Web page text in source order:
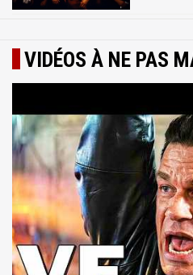
VIDÉOS À NE PAS